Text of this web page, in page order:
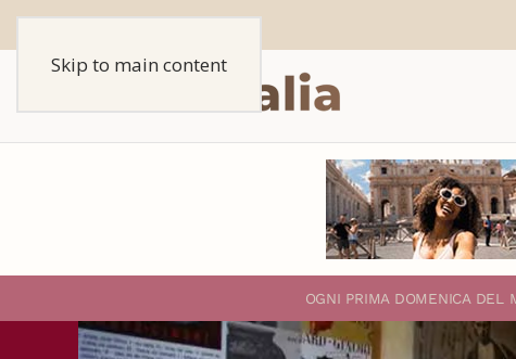
Skip to main content
OGNI PRIMA DOMENICA DEL